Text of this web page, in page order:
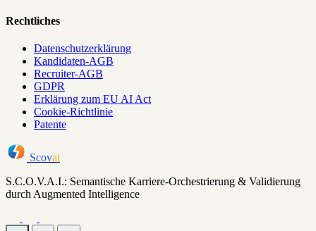
Rechtliches
Datenschutzerklärung
Kandidaten-AGB
Recruiter-AGB
GDPR
Erklärung zum EU AI Act
Cookie-Richtlinie
Patente
Scovai
S.C.O.V.A.I.: Semantische Karriere-Orchestrierung & Validierung
durch Augmented Intelligence